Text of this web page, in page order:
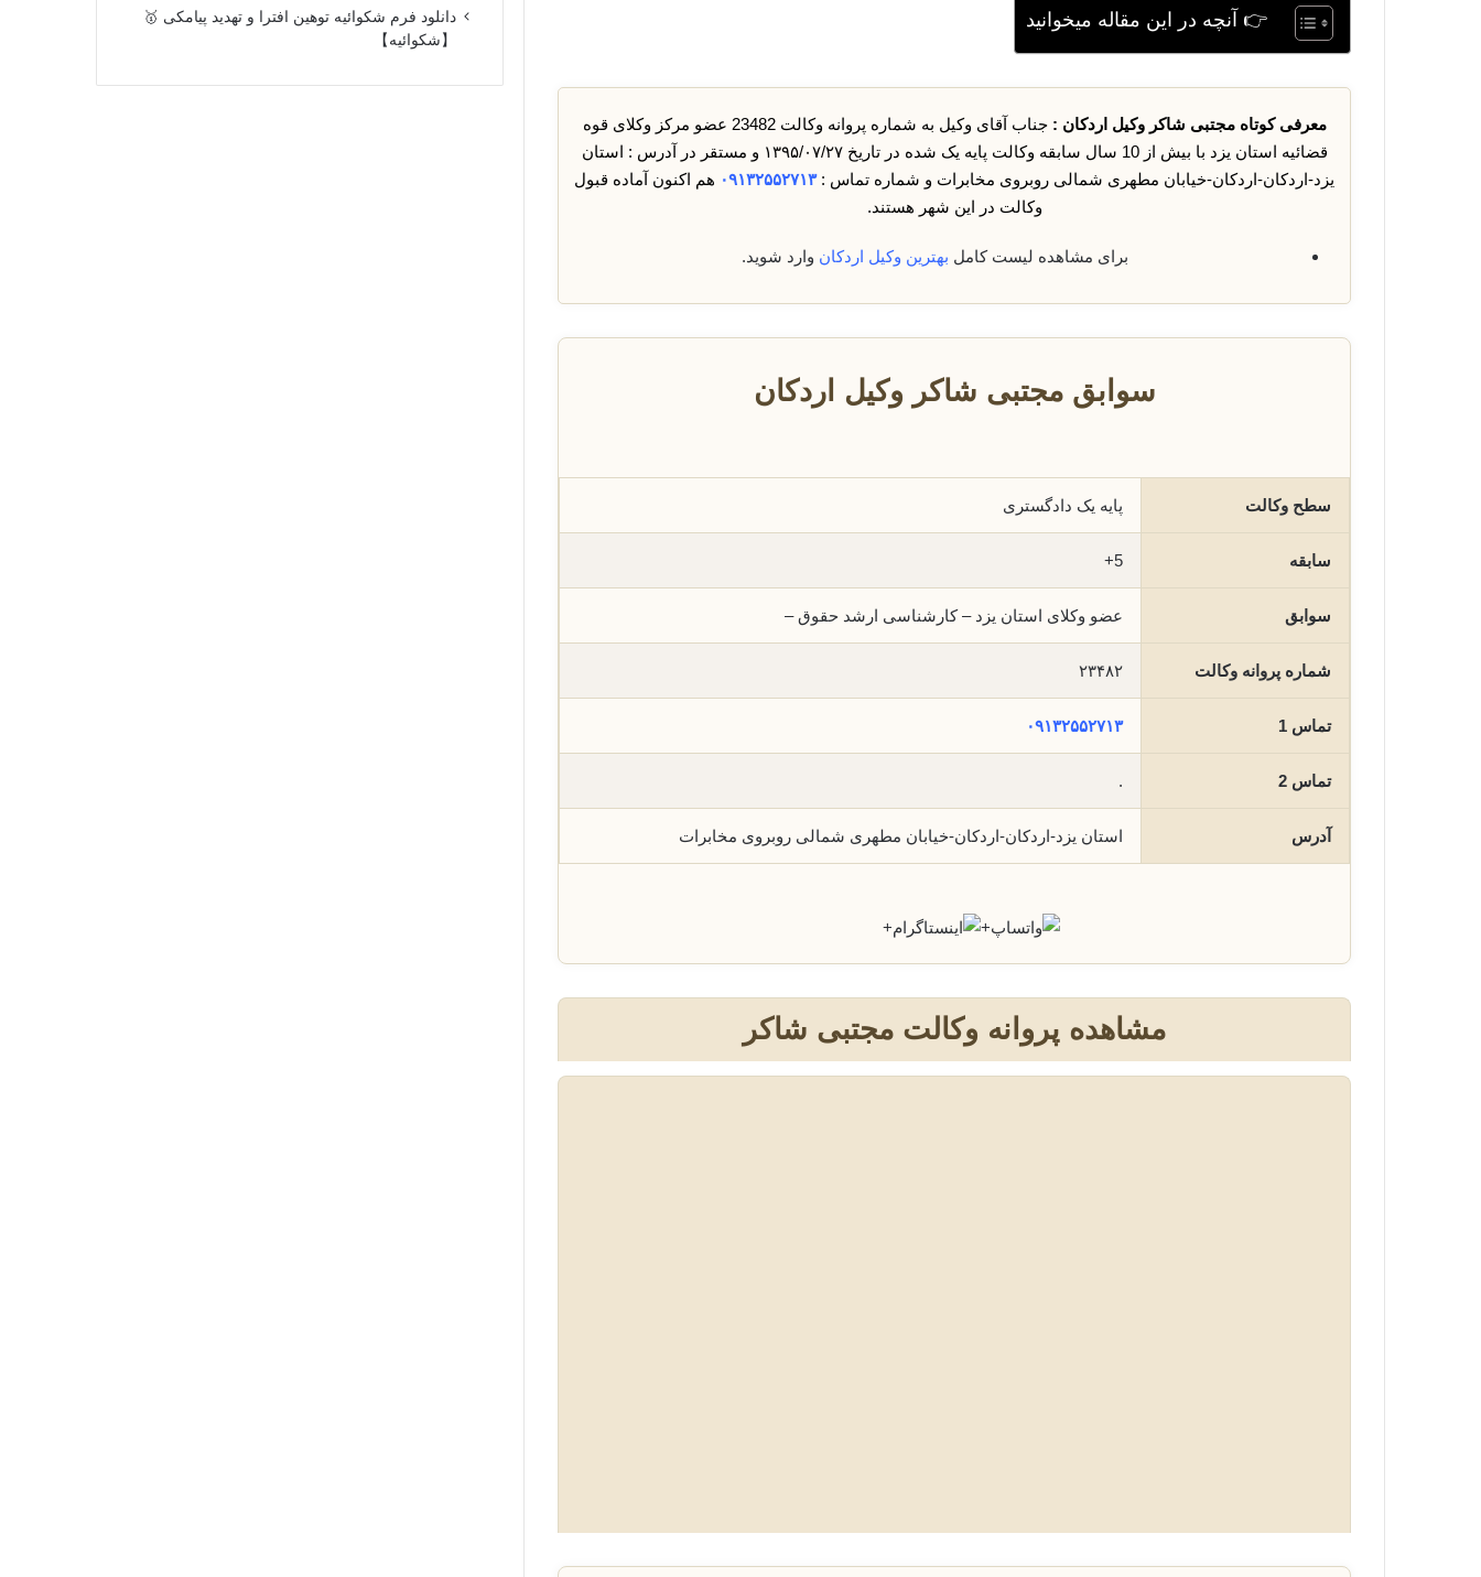
👉 آنچه در این مقاله میخوانید
معرفی کوتاه مجتبی شاکر وکیل اردکان :
جناب آقای وکیل به شماره پروانه وکالت 23482 عضو مرکز وکلای قوه
قضائیه استان یزد با بیش از 10 سال سابقه وکالت پایه یک شده در تاریخ ۱۳۹۵/۰۷/۲۷ و مستقر در آدرس : استان
یزد-اردکان-اردکان-خیابان مطهری شمالی روبروی مخابرات و شماره تماس :۰۹۱۳۲۵۵۲۷۱۳ هم اکنون آماده قبول
وکالت در این شهر هستند.
برای مشاهده لیست کامل بهترین وکیل اردکان وارد شوید.
سوابق مجتبی شاکر وکیل اردکان
سطح وکالت پایه یک دادگستری
سابقه 5+
سوابق عضو وکلای استان یزد – کارشناسی ارشد حقوق –
شماره پروانه وکالت ۲۳۴۸۲
تماس 1 ۰۹۱۳۲۵۵۲۷۱۳
تماس 2 .
آدرس استان یزد-اردکان-اردکان-خیابان مطهری شمالی روبروی مخابرات
+
+
مشاهده پروانه وکالت مجتبی شاکر
دانلود فرم شکوائیه توهین افترا و تهدید پیامکی 🥇
【شکوائیه】